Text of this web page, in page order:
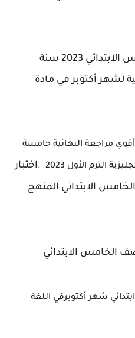
المنهج الجديد الصف الخامس الابتدائي 2023 سنة
لشهر أكتوبر في مادة
مراجعة النهائية خامسة
الترم الأول 2023 . اختبار
الابتدائي المنهج
الخامس الابتدائي
شهر أكتوبرفي اللغة